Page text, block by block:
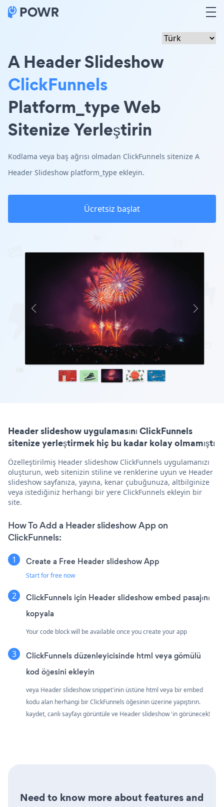
A Header Slideshow
ClickFunnels
Platform_type Web
Sitenize Yerleştirin
Kodlama veya baş ağrısı olmadan ClickFunnels sitenize A
Header Slideshow platform_type ekleyin.
Ücretsiz başlat
Header slideshow uygulamasını ClickFunnels
sitenize yerleştirmek hiç bu kadar kolay olmamıştı
Özelleştirilmiş Header slideshow ClickFunnels uygulamanızı
oluşturun, web sitenizin stiline ve renklerine uyun ve Header
slideshow sayfanıza, yayına, kenar çubuğunuza, altbilginize
veya istediğiniz herhangi bir yere ClickFunnels ekleyin bir
site.
How To Add a Header slideshow App on
ClickFunnels:
Create a Free Header slideshow App
Start for free now
ClickFunnels için Header slideshow embed pasajını
kopyala
Your code block will be available once you create your app
ClickFunnels düzenleyicisinde html veya gömülü
kod öğesini ekleyin
veya Header slideshow snippet'inin üstüne html veya bir embed
kodu alan herhangi bir ClickFunnels öğesinin üzerine yapıştırın.
kaydet, canlı sayfayı görüntüle ve Header slideshow 'in görünecek!
Need to know more about features and